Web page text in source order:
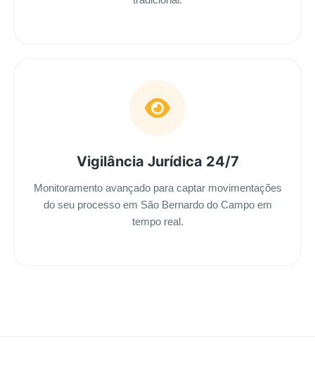
Vigilância Jurídica 24/7
Monitoramento avançado para captar movimentações
do seu processo em São Bernardo do Campo em
tempo real.